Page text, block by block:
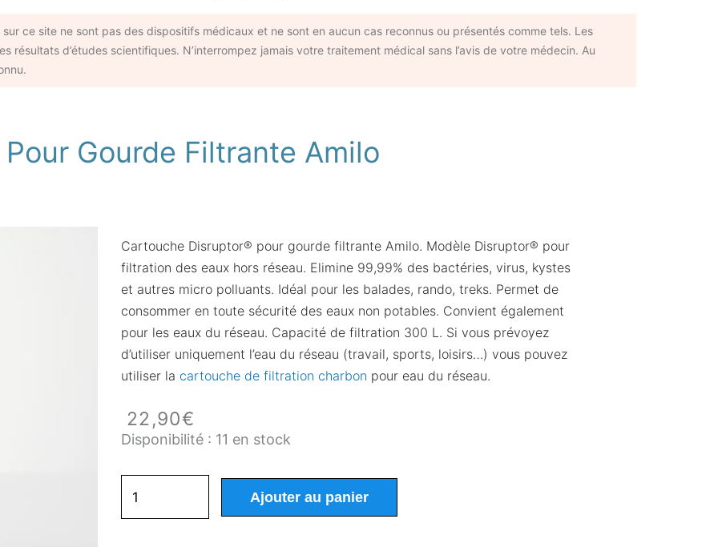
ce site ne sont pas des dispositifs médicaux et ne sont en aucun cas reconnus ou présentés comme tels. Les
résultats d’études scientifiques. N’interrompez jamais votre traitement médical sans l’avis de votre médecin. Au
Gourde Filtrante Amilo
Cartouche Disruptor® pour gourde filtrante Amilo. Modèle Disruptor® pour
filtration des eaux hors réseau. Elimine 99,99% des bactéries, virus, kystes
et autres micro polluants. Idéal pour les balades, rando, treks. Permet de
consommer en toute sécurité des eaux non potables. Convient également
pour les eaux du réseau. Capacité de filtration 300 L. Si vous prévoyez
d’utiliser uniquement l’eau du réseau (travail, sports, loisirs…) vous pouvez
utiliser la cartouche de filtration charbon pour eau du réseau.
22,90€
Disponibilité : 11 en stock
quantité
Cartouche
Disruptor
pour
Ajouter au panier